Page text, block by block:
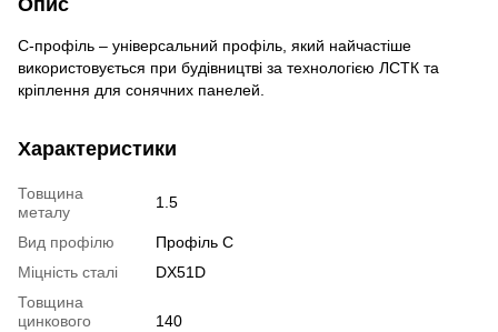
С-профіль – універсальний профіль, який найчастіше
використовується при будівництві за технологією ЛСТК та
кріплення для сонячних панелей.
Характеристики
Товщина
металу
1.5
Вид профілю
Профіль C
Міцність сталі
DX51D
Товщина
цинкового
140